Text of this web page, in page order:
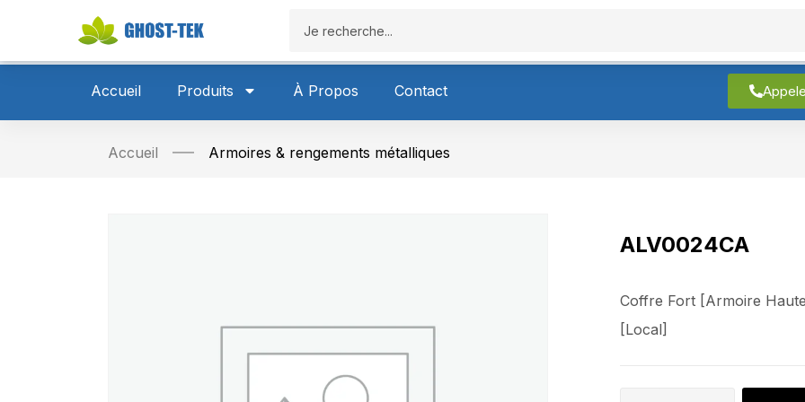
Accueil Produits À Propos Contact
Accueil
Accueil Armoires & rengements métalliques
ALV0024CA
Coffre Fort [Armoire
[Local]